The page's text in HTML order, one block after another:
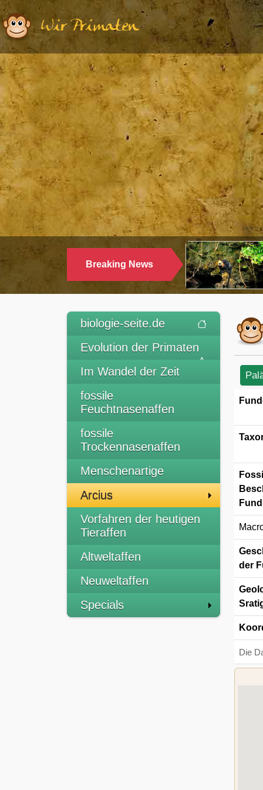
Wir Primaten
Breaking News
28.10.2024
WARUM LANGUREN SALZWASSER
biologie-seite.de
Evolution der Primaten
Im Wandel der Zeit
fossile
Feuchtnasenaffen
fossile
Trockennasenaffen
Menschenartige
Arcius
Vorfahren der heutigen
Tieraffen
Altweltaffen
Neuweltaffen
Specials
der
Die